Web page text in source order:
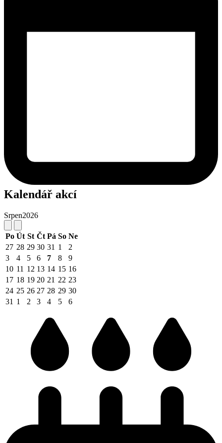
Kalendář akcí
Srpen2026
Po Út St Čt Pá So Ne
27 28 29 30 31 1
2
3
4 5 6 7 8
9
10 11 12 13 14 15 16
17 18 19 20 21 22 23
24 25 26 27 28 29 30
31 1 2 3 4 5 6